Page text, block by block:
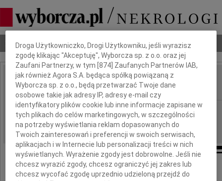
Nekrologi Odeszli Poradnik pogrzebowy
IMIĘ I NAZWISKO: Paweł Adamowicz
REGION: Częstochowa
DATA EMISJI: 16.01.2019
Dbamy o Twoją prywatność
Droga Użytkowniczko, Drogi Użytkowniku, jeśli wyrazisz
zgodę klikając "Akceptuję", Wyborcza sp. z o.o. oraz jej
Zaufani Partnerzy, w tym [874 ] Zaufanych Partnerów IAB,
jak również Agora S.A. będąca spółką powiązaną z
Wyborcza sp. z o.o., będą przetwarzać Twoje dane
osobowe takie jak adresy IP, adresy e-mail czy
identyfikatory plików cookie lub inne informacje zapisane w
tych plikach do celów marketingowych, w szczególności
na potrzeby wyświetlania reklam dopasowanych do
Twoich zainteresowań i preferencji w swoich serwisach,
aplikacjach i w Internecie lub personalizacji treści w nich
wyświetlanych. Wyrażenie zgody jest dobrowolne. Jeśli nie
chcesz wyrazić zgody, chcesz ograniczyć jej zakres lub
chcesz wycofać zgodę uprzednio udzieloną przejdź do